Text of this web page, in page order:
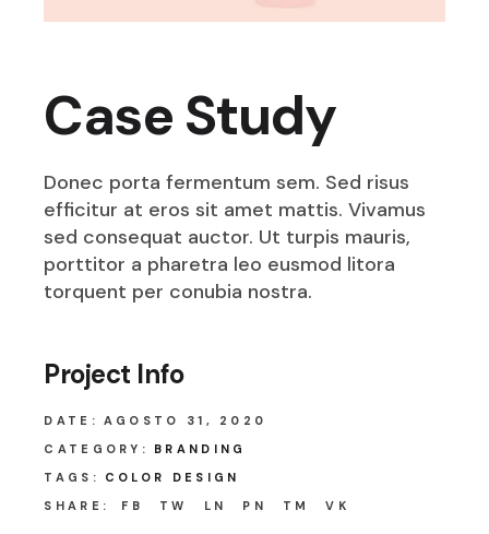
Case Study
Donec porta fermentum sem. Sed risus
efficitur at eros sit amet mattis. Vivamus
sed consequat auctor. Ut turpis mauris,
porttitor a pharetra leo eusmod litora
torquent per conubia nostra.
Project Info
DATE: AGOSTO 31, 2020
CATEGORY:
BRANDING
TAGS:
COLOR DESIGN
SHARE:
FB TW LN PN TM VK